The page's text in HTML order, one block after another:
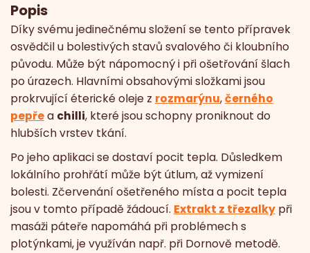
Popis
Díky svému jedinečnému složení se tento přípravek
osvědčil u bolestivých stavů svalového či kloubního
původu. Může být nápomocný i při ošetřování šlach
po úrazech. Hlavními obsahovými složkami jsou
prokrvující éterické oleje z rozmarýnu,černého
pepřea chilli, které jsou schopny proniknout do
hlubších vrstev tkání.
Po jeho aplikaci se dostaví pocit tepla. Důsledkem
lokálního prohřátí může být útlum, až vymizení
bolesti. Zčervenání ošetřeného místa a pocit tepla
jsou v tomto případě žádoucí. Extrakt z třezalkypři
masáži páteře napomáhá při problémech s
plotýnkami, je využíván např. při Dornově metodě.